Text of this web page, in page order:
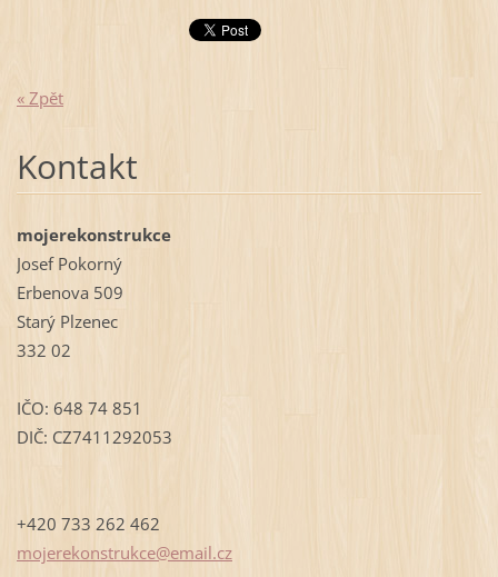
« Zpět
Kontakt
mojerekonstrukce
Josef Pokorný
Erbenova 509
Starý Plzenec
332 02
IČO: 648 74 851
DIČ: CZ7411292053
+420 733 262 462
mojerekonstrukce@email.cz